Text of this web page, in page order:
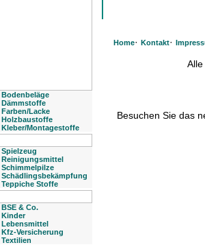
Bodenbeläge
Dämmstoffe
Farben/Lacke
Holzbaustoffe
Kleber/Montagestoffe
Spielzeug
Reinigungsmittel
Schimmelpilze
Schädlingsbekämpfung
Teppiche Stoffe
BSE & Co.
Kinder
Lebensmittel
Kfz-Versicherung
Textilien
Home· Kontakt·
Besuchen Sie das